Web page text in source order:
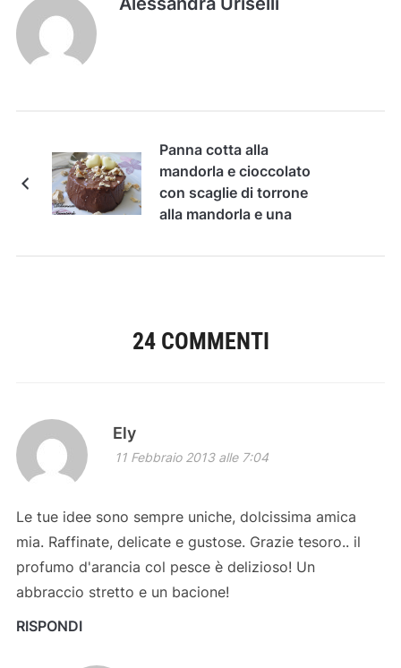
Panna cotta alla
mandorla e cioccolato
con scaglie di torrone
alla mandorla e una
24 COMMENTI
Ely
11 Febbraio 2013 alle 7:04
Le tue idee sono sempre uniche, dolcissima amica
mia. Raffinate, delicate e gustose. Grazie tesoro.. il
profumo d'arancia col pesce è delizioso! Un
abbraccio stretto e un bacione!
RISPONDI